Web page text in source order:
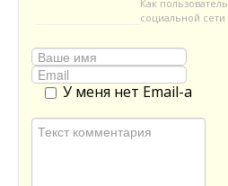
Как пользователь
социальной сети
У меня нет Email-а